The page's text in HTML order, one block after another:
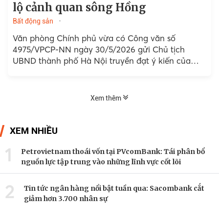
lộ cảnh quan sông Hồng
Bất động sản
Văn phòng Chính phủ vừa có Công văn số
4975/VPCP-NN ngày 30/5/2026 gửi Chủ tịch
UBND thành phố Hà Nội truyền đạt ý kiến của
Xem thêm
XEM NHIỀU
1
Petrovietnam thoái vốn tại PVcomBank: Tái phân bổ
nguồn lực tập trung vào những lĩnh vực cốt lõi
2
Tin tức ngân hàng nổi bật tuần qua: Sacombank cắt
giảm hơn 3.700 nhân sự